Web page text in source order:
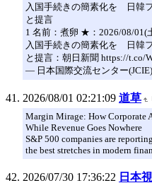
入国手続きの簡素化を 日韓
と提言
1 名前：煮卵 ★：2026/08/01(
入国手続きの簡素化を 日韓
と提言：朝日新聞 https://t.co/
— 日本国際交流センター
2026/08/01 02:21:09 道草
Margin Mirage: How Corporate
While Revenue Goes Nowhere
S&P 500 companies are
the best stretches in modern
2026/07/30 17:36:22 日本